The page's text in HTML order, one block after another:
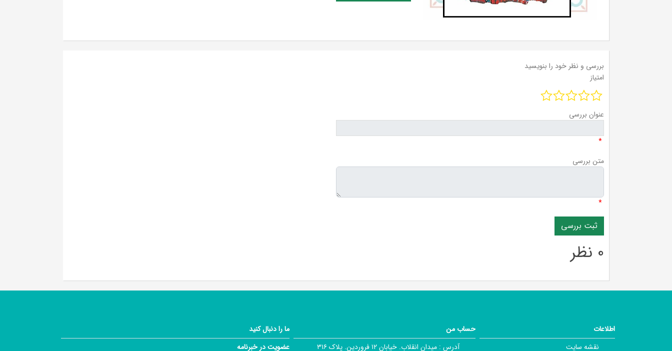
بررسی و نظر خود را بنویسید
امتیاز
عنوان بررسی
*
متن بررسی
*
0 نظر
اطلاعات
نقشه سایت
حساب من
آدرس : میدان انقلاب. خیابان ۱۲ فروردین. پلاک ۳۱۶
ما را دنبال کنید
عضویت در خبرنامه